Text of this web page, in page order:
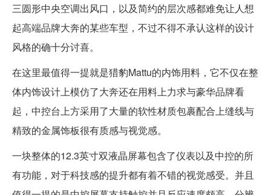
三圆形中央空调出风口，以及简约的层次感都难免让人想
起高端品牌大奔的某些车型，不过不得不承认这样的设计
风格的确十分讨喜。
在这里最值得一提就是猎豹Mattu的内饰用料，它不仅在整
体内饰设计上模仿了大奔还在用料上力求与豪华品牌看
起，中控台上方采用了大量的软性材质包裹配合上缝线与
精致的金属饰板很有质感与视觉感。
一块整体的12.3英寸双液晶屏幕包含了仪表以及中控的所
有功能，对于科技感的提升都有着不错的视觉感受。并且